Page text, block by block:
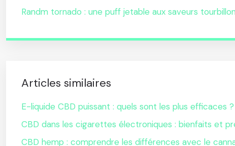
Randm tornado : une puff jetable aux saveurs
Articles similaires
E-liquide CBD puissant : quels sont les plus efficaces ?
CBD dans les cigarettes électroniques : bienfaits et
CBD hemp : comprendre les différences avec le